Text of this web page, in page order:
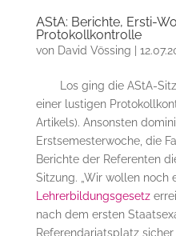
AStA: Berichte, Ersti-
Protokollkontrolle
von David Vössing
Los ging die AStA-
einer lustigen
Artikels). Ansonsten
Erstsemesterwoche, die
Berichte der Referenten
Sitzung. „Wir wollen noch
Lehrerbildungsgesetz
nach dem ersten
Referendariatsplatz